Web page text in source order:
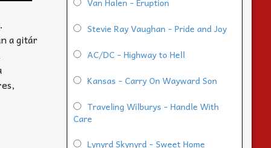
a gitár
Stevie Ray Vaughan - Pride and Joy
AC/DC - Highway to Hell
Kansas - Carry On Wayward Son
Traveling Wilburys - Handle With
Care
Lynyrd Skynyrd - Sweet Home